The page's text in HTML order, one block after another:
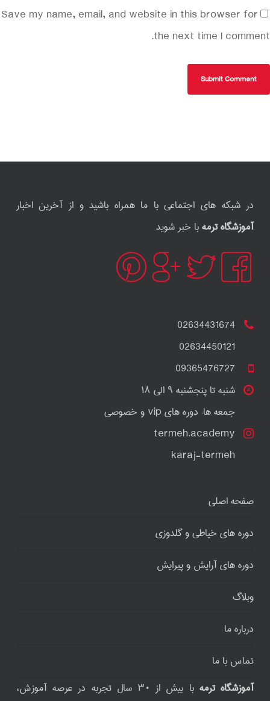
Save my name, email, and website in this browser for
the next time I comment.
در شبکه های اجتماعی با ما همراه باشید و از آخرین اخبار
آموزشگاه ترمهبا خبر شوید
02634431674
02634450121
09365476727
شنبه تا پنجشنبه ۹ الی ۱۸
جمعه ها: دوره های vip و خصوصی
termeh.academy
karaj-termeh
صفحه اصلی
دوره های خیاطی و گلدوزی
دوره های آرایش و پیرایش
وبلاگ
درباره ما
تماس با ما
آموزشگاه ترمه
با بیش از ۳۰ سال تجربه در عرصه آموزش،